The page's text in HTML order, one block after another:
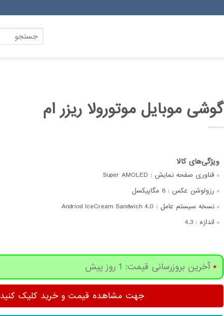
جستجو
برای:
گوشی موبایل موتورولا ریزر ام
فناوری صفحه‌ نمایش : Super AMOLED
رزولوشن عکس : 8 مگاپیکسل
نسخه سیستم عامل : Andriod IceCream Sandwich 4.0
اندازه : 4.3
آخرین بروزرسانی قیمت: 1 روز پیش
جهت مشاهده قیمت و خرید کلیک کنید